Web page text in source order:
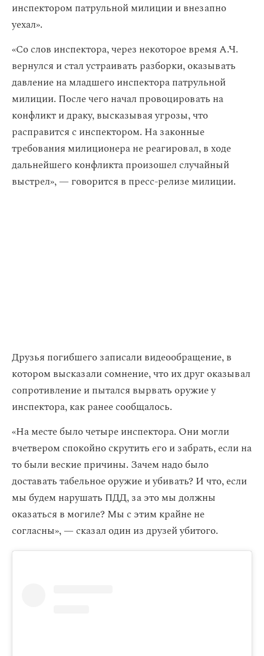
инспектором патрульной милиции и внезапно
уехал».
«Со слов инспектора, через некоторое время А.Ч.
вернулся и стал устраивать разборки, оказывать
давление на младшего инспектора патрульной
милиции. После чего начал провоцировать на
конфликт и драку, высказывая угрозы, что
расправится с инспектором. На законные
требования милиционера не реагировал, в ходе
дальнейшего конфликта произошел случайный
выстрел», — говорится в пресс-релизе милиции.
Друзья погибшего записали видеообращение, в
котором высказали сомнение, что их друг оказывал
сопротивление и пытался вырвать оружие у
инспектора, как ранее сообщалось.
«На месте было четыре инспектора. Они могли
вчетвером спокойно скрутить его и забрать, если на
то были веские причины. Зачем надо было
доставать табельное оружие и убивать? И что, если
мы будем нарушать ПДД, за это мы должны
оказаться в могиле? Мы с этим крайне не
согласны», — сказал один из друзей убитого.